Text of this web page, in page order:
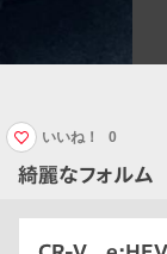
綺麗なフォルム
いいね！ 0